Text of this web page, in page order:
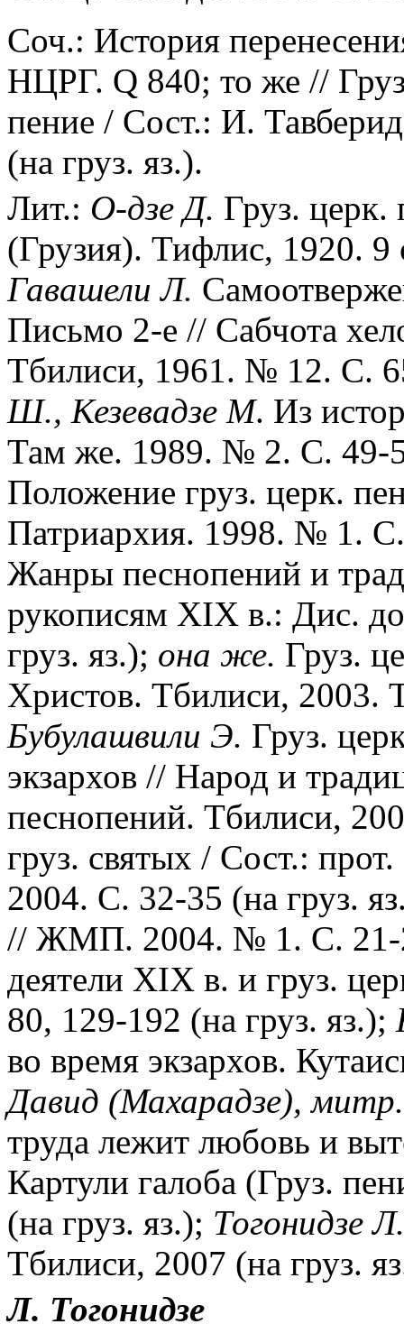
Соч.: История
НЦРГ. Q 840; то же //
пение / Сост.: И.
(на груз. яз.).
Лит.: О-дзе Д. Груз. церк.
(Грузия). Тифлис, 1920. 9
Гавашели Л.
Письмо 2-е // Сабчота
Тбилиси, 1961. № 12. С.
Ш., Кезевадзе М. Из
Там же. 1989. № 2. С. 49-
Положение груз. церк.
Патриархия. 1998. № 1.
Жанры песнопений и
рукописям XIX в.: Дис.
груз. яз.); она же. Груз.
Христов. Тбилиси, 2003.
Бубулашвили Э. Груз.
экзархов // Народ и
песнопений. Тбилиси,
груз. святых / Сост.:
2004. С. 32-35 (на груз.
// ЖМП. 2004. № 1. С.
деятели XIX в. и груз.
80, 129-192 (на груз. яз.);
во время экзархов.
Давид (Махарадзе),
труда лежит любовь и
Картули галоба (Груз.
(на груз. яз.); Тогонидзе Л.
Тбилиси, 2007 (на груз.
Л. Тогонидзе